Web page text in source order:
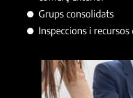
Grups consolidats
Inspeccions i